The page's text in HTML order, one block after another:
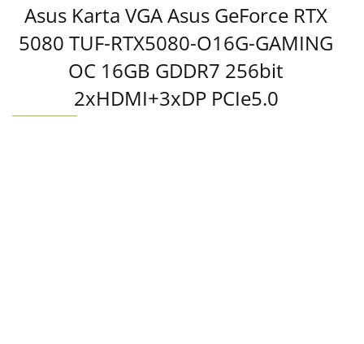
Asus Karta VGA Asus GeForce RTX
5080 TUF-RTX5080-O16G-GAMING
OC 16GB GDDR7 256bit
2xHDMI+3xDP PCIe5.0